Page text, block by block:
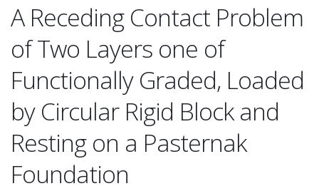
A Receding Contact Problem
of Two Layers one of
Functionally Graded, Loaded
by Circular Rigid Block and
Resting on a Pasternak
Foundation